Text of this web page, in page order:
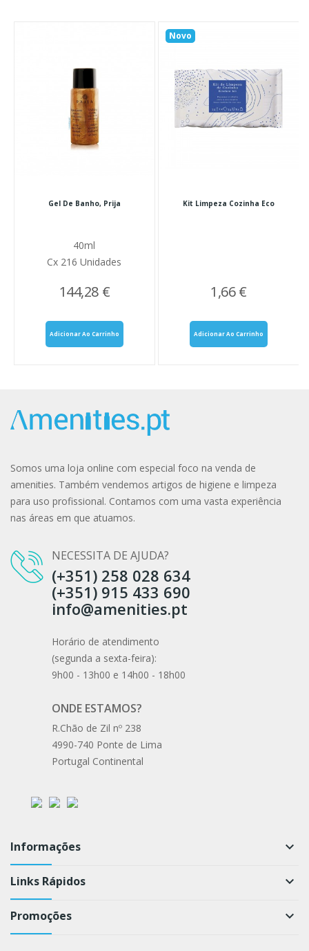
Gel De Banho, Prija
40ml
Cx 216 Unidades
144,28 €
Adicionar Ao Carrinho
Novo
Kit Limpeza Cozinha Eco
1,66 €
Adicionar Ao Carrinho
Somos uma loja online com especial foco na venda de
amenities. Também vendemos artigos de higiene e limpeza
para uso profissional. Contamos com uma vasta experiência
nas áreas em que atuamos.
NECESSITA DE AJUDA?
(+351) 258 028 634
(+351) 915 433 690
info@amenities.pt
Horário de atendimento
(segunda a sexta-feira):
9h00 - 13h00 e 14h00 - 18h00
ONDE ESTAMOS?
R.Chão de Zil nº 238
4990-740 Ponte de Lima
Portugal Continental
Informações keyboard_arrow_down
Links Rápidos keyboard_arrow_down
Promoções keyboard_arrow_down